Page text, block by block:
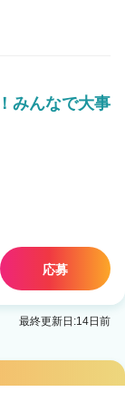
みんなで大事
応募
最終更新日:14日前